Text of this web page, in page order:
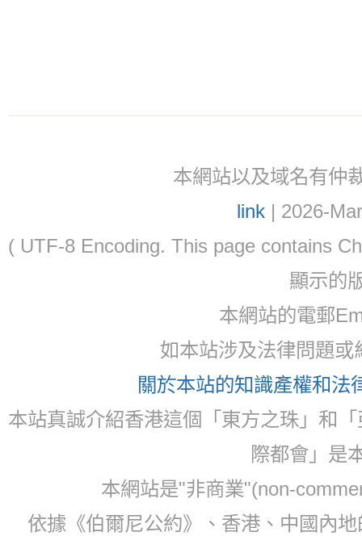
本網站以及域名有仲
link| 2026-
( UTF-8 Encoding. This page contains
顯示的
本網站的電郵
如本站涉及法律問題
關於本站的知識產權和法
本站真誠介紹香港這個「東方之珠」和
際都會」是
本網站是"非商業"(non-
依據《伯爾尼公約》、香港、中國內